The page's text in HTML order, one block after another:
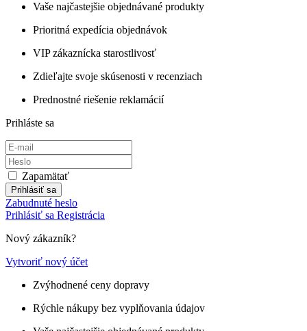
Vaše najčastejšie objednávané produkty
Prioritná expedícia objednávok
VIP zákaznícka starostlivosť
Zdieľajte svoje skúsenosti v recenziach
Prednostné riešenie reklamácií
Prihláste sa
Zapamätať
Prihlásiť sa
Zabudnuté heslo
Prihlásiť sa Registrácia
Nový zákazník?
Vytvoriť nový účet
Zvýhodnené ceny dopravy
Rýchle nákupy bez vyplňovania údajov